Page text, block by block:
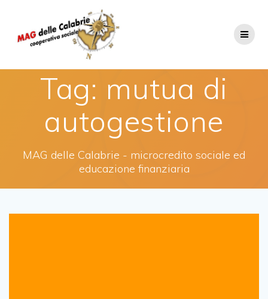
Tag: mutua di
autogestione
MAG delle Calabrie - microcredito sociale ed
educazione finanziaria